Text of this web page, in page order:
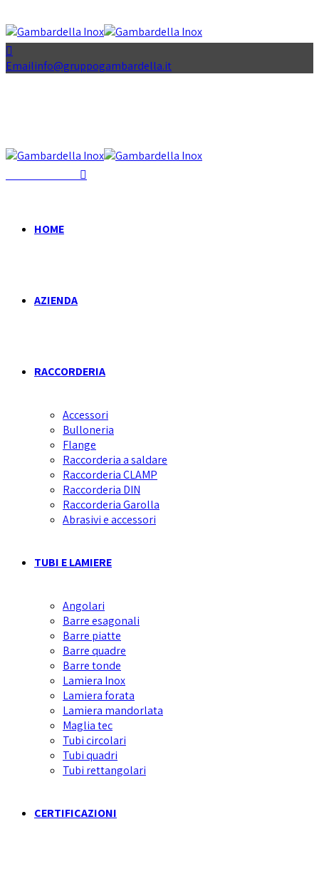
Emailinfo@gruppogambardella.it
HOME
AZIENDA
RACCORDERIA
Accessori
Bulloneria
Flange
Raccorderia a saldare
Raccorderia CLAMP
Raccorderia DIN
Raccorderia Garolla
Abrasivi e accessori
TUBI E LAMIERE
Angolari
Barre esagonali
Barre piatte
Barre quadre
Barre tonde
Lamiera Inox
Lamiera forata
Lamiera mandorlata
Maglia tec
Tubi circolari
Tubi quadri
Tubi rettangolari
CERTIFICAZIONI